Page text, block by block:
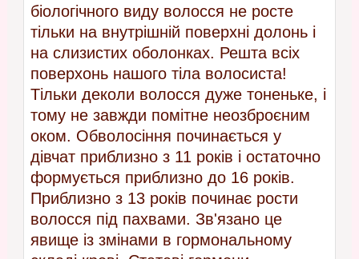
біологічного виду волосся не росте
тільки на внутрішній поверхні долонь і
на слизистих оболонках. Решта всіх
поверхонь нашого тіла волосиста!
Тільки деколи волосся дуже тоненьке, і
тому не завжди помітне неозброєним
оком. Обволосіння починається у
дівчат приблизно з 11 років і остаточно
формується приблизно до 16 років.
Приблизно з 13 років починає рости
волосся під пахвами. Зв'язано це
явище із змінами в гормональному